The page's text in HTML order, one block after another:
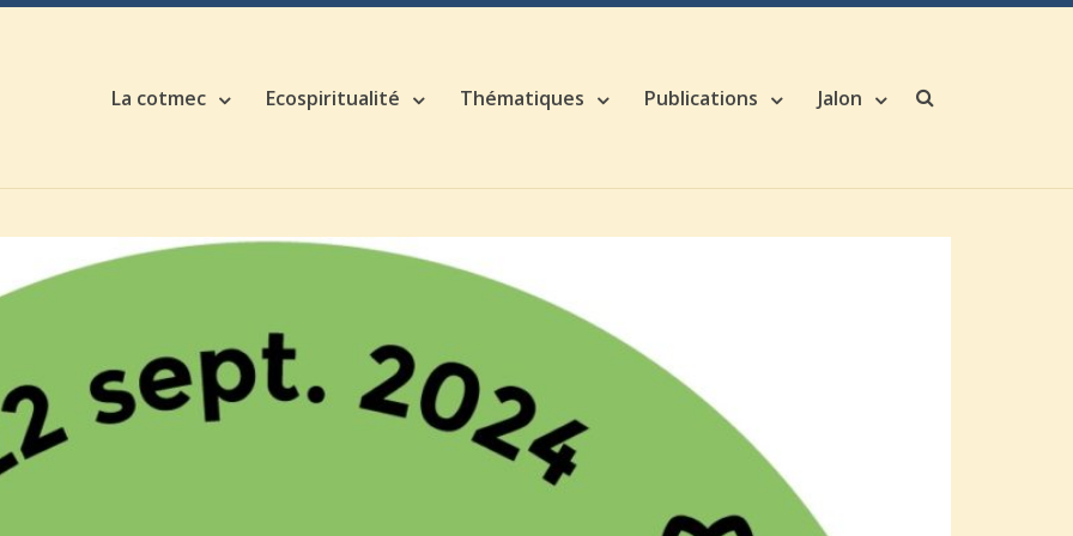
La cotmec Ecospiritualité Thématiques Publications Jalon